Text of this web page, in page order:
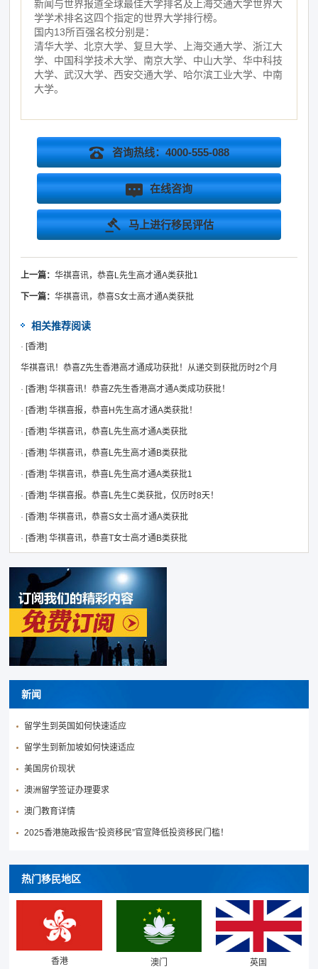
新闻与世界报道全球最佳大学排名及上海交通大学世界大
学学术排名这四个指定的世界大学排行榜。
国内13所百强名校分别是：
清华大学、北京大学、复旦大学、上海交通大学、浙江大
学、中国科学技术大学、南京大学、中山大学、华中科技
大学、武汉大学、西安交通大学、哈尔滨工业大学、中南
大学。
咨询热线：4000-555-088
在线咨询
马上进行移民评估
上一篇：华祺喜讯，恭喜L先生高才通A类获批1
下一篇：华祺喜讯，恭喜S女士高才通A类获批
相关推荐阅读
· [香港]
华祺喜讯！恭喜Z先生香港高才通成功获批！从递交到获批历时2个月
· [香港] 华祺喜讯！恭喜Z先生香港高才通A类成功获批！
· [香港] 华祺喜报，恭喜H先生高才通A类获批！
· [香港] 华祺喜讯，恭喜L先生高才通A类获批
· [香港] 华祺喜讯，恭喜L先生高才通B类获批
· [香港] 华祺喜讯，恭喜L先生高才通A类获批1
· [香港] 华祺喜报。恭喜L先生C类获批，仅历时8天！
· [香港] 华祺喜讯，恭喜S女士高才通A类获批
· [香港] 华祺喜讯，恭喜T女士高才通B类获批
新闻
留学生到英国如何快速适应
留学生到新加坡如何快速适应
美国房价现状
澳洲留学签证办理要求
澳门教育详情
2025香港施政报告“投资移民”官宣降低投资移民门槛！
热门移民地区
香港 澳门 英国